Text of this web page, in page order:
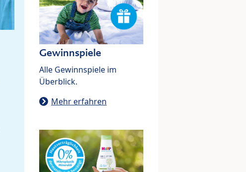
Gewinnspiele
Alle Gewinnspiele im
Überblick.
Mehr erfahren